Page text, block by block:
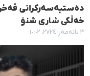
دەستبەسەرکرانی
خەڵکی شاری شنۆ
٣ بانەمەڕ ٢٧٢٤، ١٠:٠٢